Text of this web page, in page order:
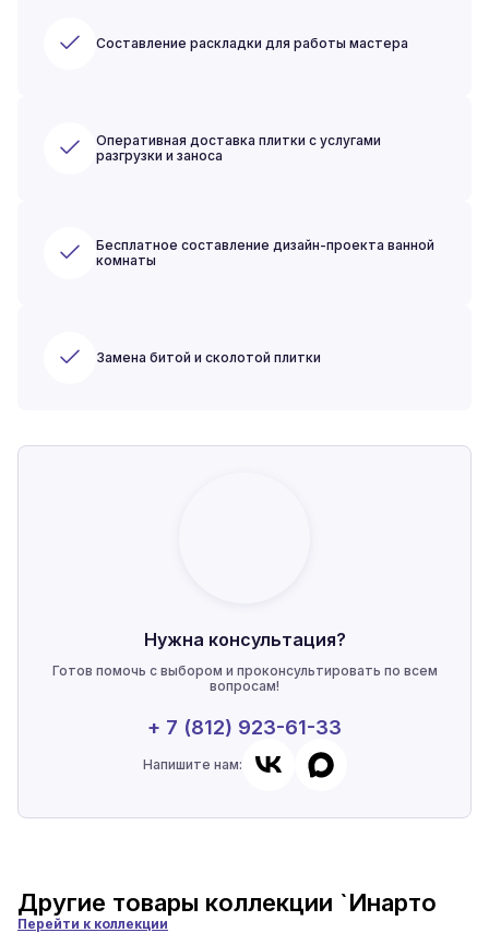
Составление раскладки для работы мастера
Оперативная доставка плитки с услугами
разгрузки и заноса
Бесплатное составление дизайн-проекта ванной
комнаты
Замена битой и сколотой плитки
Нужна консультация?
Готов помочь с выбором и проконсультировать по всем
вопросам!
+ 7 (812) 923-61-33
Напишите нам:
Другие товары коллекции `Инарто
Перейти к коллекции